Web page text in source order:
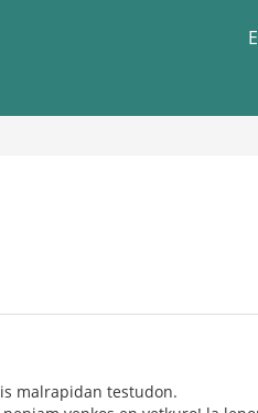
malrapidan testudon.